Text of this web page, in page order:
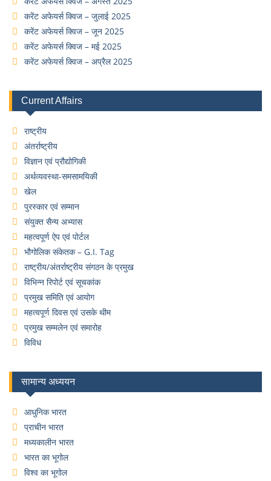
करेंट अफेयर्स क्विज – जुलाई 2025
करेंट अफेयर्स क्विज – जून 2025
करेंट अफेयर्स क्विज – मई 2025
करेंट अफेयर्स क्विज – अप्रैल 2025
Current Affairs
राष्ट्रीय
अंतर्राष्ट्रीय
विज्ञान एवं प्रौद्योगिकी
अर्थव्यवस्था-समसामयिकी
खेल
पुरस्कार एवं सम्मान
संयुक्त सैन्य अभ्यास
महत्वपूर्ण ऐप एवं पोर्टल
भौगोलिक संकेतक – G.I. Tag
राष्ट्रीय/अंतर्राष्ट्रीय संगठन के प्रमुख
विभिन्न रिपोर्ट एवं सूचकांक
प्रमुख समिति एवं आयोग
महत्वपूर्ण दिवस एवं उसके थीम
प्रमुख सम्मलेन एवं समारोह
विविध
सामान्य अध्ययन
आधुनिक भारत
प्राचीन भारत
मध्यकालीन भारत
भारत का भूगोल
विश्व का भूगोल